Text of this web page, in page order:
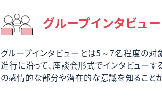
グループインタビュ
グループインタビューとは5～7名程度の対
進行に沿って、座談会形式でインタビュー
の感情的な部分や潜在的な意識を知ること